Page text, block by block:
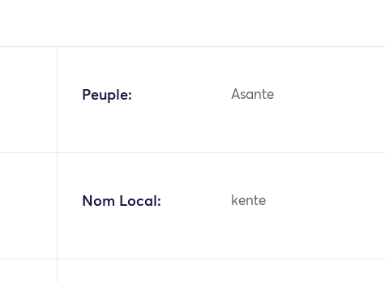
Peuple: Asante
Nom Local: kente